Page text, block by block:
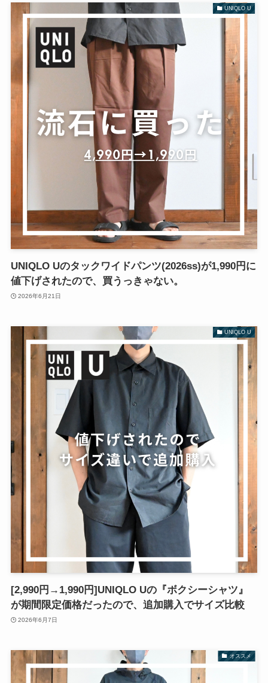
UNIQLO U
UNIQLO Uのタックワイドパンツ(2026ss)が1,990円に
値下げされたので、買うっきゃない。
2026年6月21日
UNIQLO U
[2,990円→1,990円]UNIQLO Uの『ボクシーシャツ』
が期間限定価格だったので、追加購入でサイズ比較
2026年6月7日
オススメ